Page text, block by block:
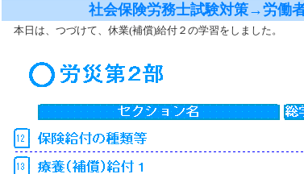
社会保険労務士試験対策→労働
本日は、つづけて、休業(補償)給付２の学習をしました。